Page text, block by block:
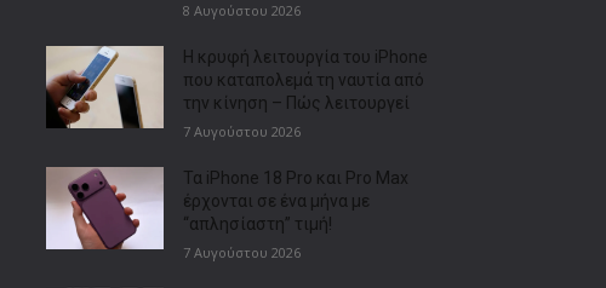
8 Αυγούστου 2026
Η κρυφή λειτουργία του iPhone
που καταπολεμά τη ναυτία από
την κίνηση – Πώς λειτουργεί
7 Αυγούστου 2026
Τα iPhone 18 Pro και Pro Max
έρχονται σε ένα μήνα με
“απλησίαστη” τιμή!
7 Αυγούστου 2026